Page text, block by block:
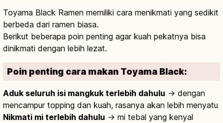
Toyama Black Ramen memiliki cara menikmati yang sedikit
berbeda dari ramen biasa.
Berikut beberapa poin penting agar kuah pekatnya bisa
dinikmati dengan lebih lezat.
Poin penting cara makan Toyama Black:
Aduk seluruh isi mangkuk terlebih dahulu → dengan
mencampur topping dan kuah, rasanya akan lebih menyatu
Nikmati mi terlebih dahulu → mi tebal yang kenyal